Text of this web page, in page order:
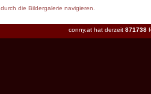
durch die Bildergalerie navigieren.
conny.at hat derzeit 871738